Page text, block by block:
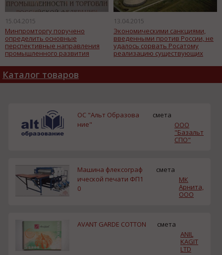
15.04.2015
Минпромторгу поручено
определить основные
перспективные направления
промышленного развития
13.04.2015
Экономическими санкциями,
введенными против России, не
удалось сорвать Росатому
реализацию существующих
Каталог товаров
ОС "Альт Образова
ние"
смета
ООО
"Базальт
СПО"
Машина флексограф
ической печати ФП1
0
смета
МК
Арнита,
ООО
AVANT GARDE COTTON
смета
ANIL
KAGIT
LTD